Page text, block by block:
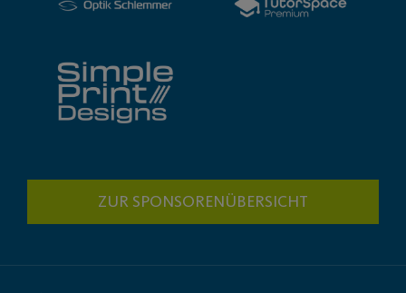
ZUR SPONSORENÜBERSICHT